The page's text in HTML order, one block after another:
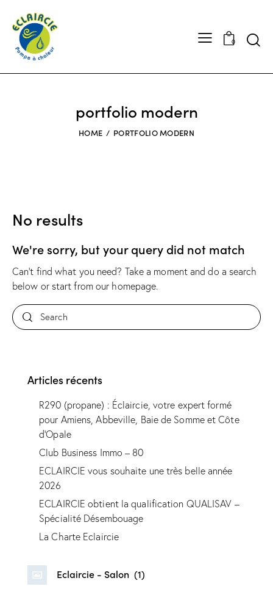
0
portfolio modern
HOME PORTFOLIO MODERN
No results
We're sorry, but your query did not match
Can't find what you need? Take a moment and do a search
below or start from our homepage.
Articles récents
R290 (propane) : Éclaircie, votre expert formé
pour Amiens, Abbeville, Baie de Somme et Côte
d’Opale
Club Business Immo – 80
ECLAIRCIE vous souhaite une très belle année
2026
ECLAIRCIE obtient la qualification QUALISAV –
Spécialité Désembouage
La Charte Eclaircie
Eclaircie - Salon (1)